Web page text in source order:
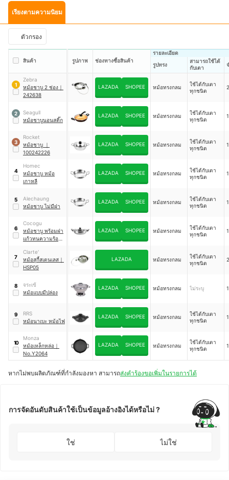
เรียงตามความนิยม
ตัวกรอง
สินค้า รูปภาพ ช่องทางซื้อสินค้า
รายละเอียด
รูปทรง
สามารถใช้ได้
กับเตา
1
Zebra
หม้อชาบู 2 ช่อง ｜
242638
LAZADA SHOPEE หม้อทรงกลม
ใช้ได้กับเตา
ทุกชนิด
2
Seagull
หม้อชาบูนอนสติ๊ก
LAZADA SHOPEE หม้อทรงกลม
ใช้ได้กับเตา
ทุกชนิด
3
Rocket
หม้อชาบู ｜
100242226
LAZADA SHOPEE หม้อทรงกลม
ใช้ได้กับเตา
ทุกชนิด
4
Homec
หม้อชาบู หม้อ
เกาหลี
LAZADA SHOPEE หม้อทรงกลม
ใช้ได้กับเตา
ทุกชนิด
5
Alechaung
หม้อชาบู ไม่มีฝา
LAZADA SHOPEE หม้อทรงกลม
ใช้ได้กับเตา
ทุกชนิด
6
Cocogu
หม้อชาบู พร้อมฝา
แก้วทนความร้อน
LAZADA SHOPEE หม้อทรงกลม
ใช้ได้กับเตา
ทุกชนิด
7
Clarte'
หม้อสุกี้สเตนเลส ｜
HSP05
LAZADA หม้อทรงกลม
ใช้ได้กับเตา
ทุกชนิด
8
จระเข้
หม้อแบบมีปล่อง
LAZADA SHOPEE หม้อทรงกลม ไม่ระบุ
9
RRS
หม้อนาเบะ หม้อไฟ
LAZADA SHOPEE หม้อทรงกลม
ใช้ได้กับเตา
ทุกชนิด
10
Monza
หม้อเหล็กหล่อ ｜
No.Y2064
LAZADA SHOPEE หม้อทรงกลม
ใช้ได้กับเตา
ทุกชนิด
หากไม่พบผลิตภัณฑ์ที่กำลังมองหา สามารถส่งคำร้องขอเพิ่มในรายการได้
การจัดอันดับสินค้าใช้เป็นข้อมูลอ้างอิงได้หรือไม่ ?
ใช่ ไม่ใช่